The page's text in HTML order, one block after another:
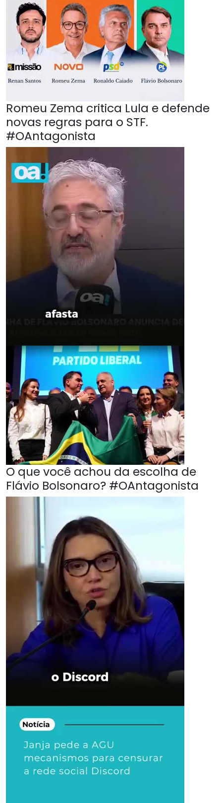
Romeu Zema critica Lula e defende
novas regras para o STF.
#OAntagonista
O que você achou da escolha de
Flávio Bolsonaro? #OAntagonista